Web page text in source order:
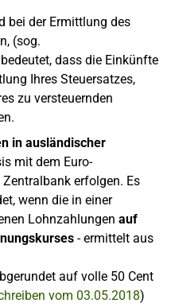
bei der Ermittlung des
(sog.
dass die Einkünfte
Ihres Steuersatzes,
zu versteuernden
in ausländischer
mit dem Euro-
erfolgen. Es
wenn die in einer
Lohnzahlungen auf
- ermittelt aus
auf volle 50 Cent
vom 03.05.2018)